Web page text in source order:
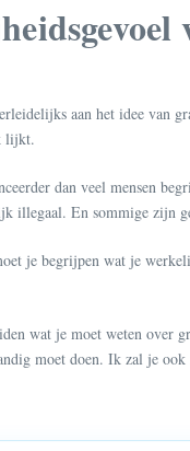
aan het idee van
lijkt.
dan veel mensen
illegaal. En sommige zijn
je begrijpen wat je
wat je moet weten
moet doen. Ik zal je